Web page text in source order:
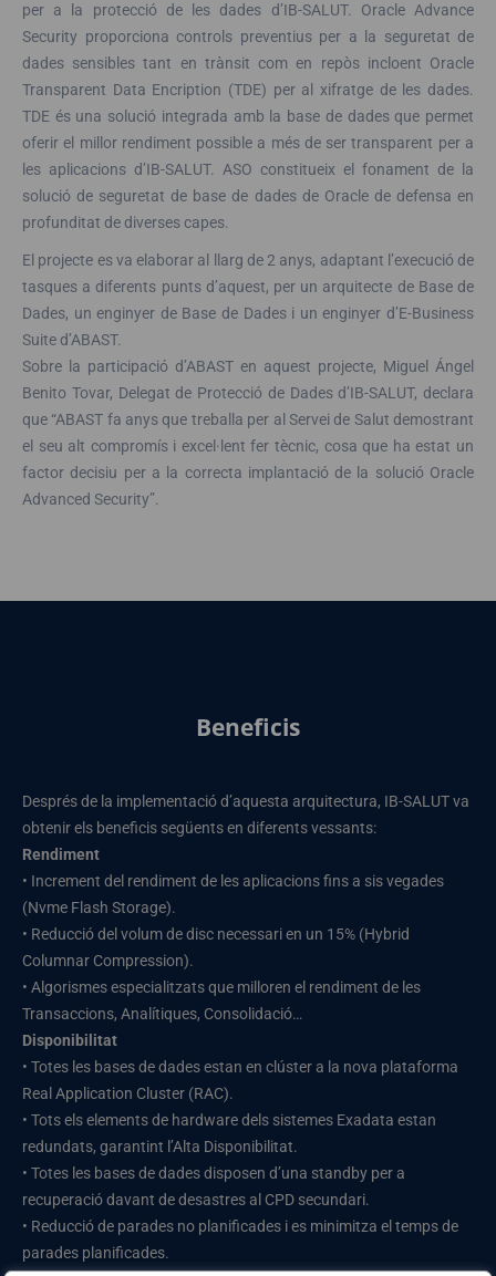
per a la protecció de les dades d’IB-SALUT. Oracle Advance
Security proporciona controls preventius per a la seguretat de
dades sensibles tant en trànsit com en repòs incloent Oracle
Transparent Data Encription (TDE) per al xifratge de les dades.
TDE és una solució integrada amb la base de dades que permet
oferir el millor rendiment possible a més de ser transparent per a
les aplicacions d’IB-SALUT. ASO constitueix el fonament de la
solució de seguretat de base de dades de Oracle de defensa en
profunditat de diverses capes.
El projecte es va elaborar al llarg de 2 anys, adaptant l’execució de
tasques a diferents punts d’aquest, per un arquitecte de Base de
Dades, un enginyer de Base de Dades i un enginyer d’E-Business
Suite d’ABAST.
Sobre la participació d’ABAST en aquest projecte, Miguel Ángel
Benito Tovar, Delegat de Protecció de Dades d’IB-SALUT, declara
que “ABAST fa anys que treballa per al Servei de Salut demostrant
el seu alt compromís i excel·lent fer tècnic, cosa que ha estat un
factor decisiu per a la correcta implantació de la solució Oracle
Advanced Security”.
Beneficis
Després de la implementació d’aquesta arquitectura, IB-SALUT va
obtenir els beneficis següents en diferents vessants:
Rendiment
• Increment del rendiment de les aplicacions fins a sis vegades
(Nvme Flash Storage).
• Reducció del volum de disc necessari en un 15% (Hybrid
Columnar Compression).
• Algorismes especialitzats que milloren el rendiment de les
Transaccions, Analítiques, Consolidació…
Disponibilitat
• Totes les bases de dades estan en clúster a la nova plataforma
Real Application Cluster (RAC).
• Tots els elements de hardware dels sistemes Exadata estan
redundats, garantint l’Alta Disponibilitat.
• Totes les bases de dades disposen d’una standby per a
recuperació davant de desastres al CPD secundari.
• Reducció de parades no planificades i es minimitza el temps de
parades planificades.